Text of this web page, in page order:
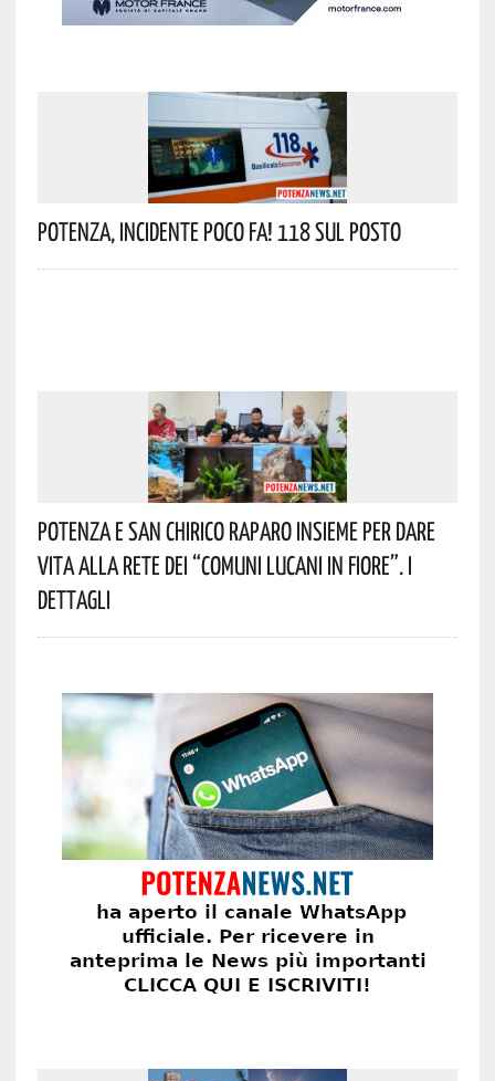
Potenza, Incidente Poco Fa! 118 Sul Posto
Potenza E San Chirico Raparo Insieme Per Dare
Vita Alla Rete Dei “Comuni Lucani In Fiore”. I
Dettagli